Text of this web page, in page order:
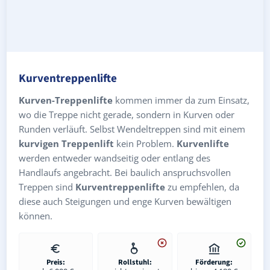
Kurventreppenlifte
Kurven-Treppenlifte kommen immer da zum Einsatz,
wo die Treppe nicht gerade, sondern in Kurven oder
Runden verläuft. Selbst Wendeltreppen sind mit einem
kurvigen Treppenlift kein Problem. Kurvenlifte
werden entweder wandseitig oder entlang des
Handlaufs angebracht. Bei baulich anspruchsvollen
Treppen sind Kurventreppenlifte zu empfehlen, da
diese auch Steigungen und enge Kurven bewältigen
können.
Preis: Rollstuhl: Förderung: